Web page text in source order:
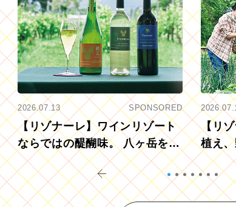
2026.07.13 SPONSORED
【リゾナーレ】ワインリゾート
ならではの醍醐味。 八ヶ岳を望
むブドウ畑でアペロ
【リ
植え
リツ